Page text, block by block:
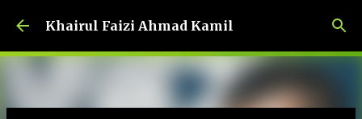
Langkau ke kandungan utama
Khairul Faizi Ahmad Kamil